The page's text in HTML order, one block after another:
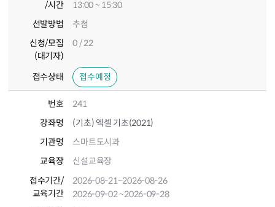
/시간
13:00 ~ 15:30
선발방법
추첨
신청/모집
(대기자)
0 / 22
접수상태 접수예정
번호
241
강좌명
(기초) 엑셀 기초(2021)
기관명
스마트도시과
교육장
신설교육장
접수기간/
교육기간
2026-08-21~2026-08-26
2026-09-02~2026-09-28